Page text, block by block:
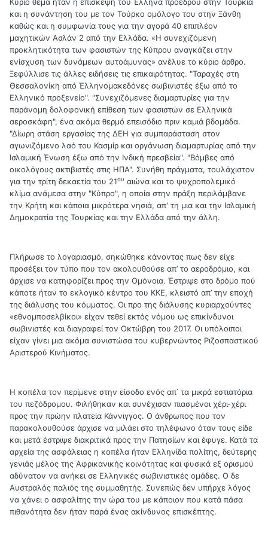
και η συνάντηση του με τον Τούρκο ομόλογο του στην Ξάνθη
καθώς και η συμφωνία τους για την αγορά 40 επιπλέον
μαχητικών Ασλάν 2 από την Ελλάδα. «Η συνεχιζόμενη
προκλητικότητα των φασιστών της Κύπρου αναγκάζει στην
ενίσχυση των δυνάμεων αυτοάμυνας» ανέλυε το κύριο άρθρο.
Ξεφύλλισε τις άλλες ειδήσεις τις επικαιρότητας. "Ταραχές στη
Θεσσαλονίκη από Έλληνομακεδόνες σωβινιστές έξω από το
Ελληνικό προξενείο". "Συνεχιζόμενες διαμαρτυρίες για την
παράνομη δολοφονική επίθεση των φασιστών σε Ελληνικά
αεροσκάφη", ένα ακόμα θερμό επεισόδιο πριν καμιά βδομάδα.
"Δίωρη στάση εργασίας της ΔΕΗ για συμπαράσταση στον
αγωνιζόμενο λαό του Κασμίρ και οργάνωση διαμαρτυρίας από την
Ισλαμική Ένωση έξω από την Ινδική πρεσβεία". "Βόμβες από
οικολόγους ακτιβιστές στις ΗΠΑ". Συνήθη πράγματα, τουλάχιστον
για την τρίτη δεκαετία του 21ου αιώνα και το ψυχροπολεμικό
κλίμα ανάμεσα στην "Κύπρο", η οποία στην πράξη περιλάμβανε
την Κρήτη και κάποια μικρότερα νησιά, απ' τη μια και την Ισλαμική
Δημοκρατία της Τουρκίας και την Ελλάδα από την άλλη.
Πλήρωσε το λογαριασμό, σηκώθηκε κάνοντας πως δεν είχε
προσέξει τον τύπο που τον ακολουθούσε απ’ το αεροδρόμιο, και
άρχισε να κατηφορίζει προς την Ομόνοια. Έστριψε στο δρόμο πού
κάποτε ήταν το εκλογικό κέντρο του ΚΚΕ, κλειστό απ’ την εποχή
της διάλυσης του κόμματος. Οι προ της διάλυσης κυριαρχούντες
«εθνομποσελβίκοι» είχαν τεθεί εκτός νόμου ως επικίνδυνοι
σωβινιστές και διαγραφεί τον Οκτώβρη του 2017. Οι υπόλοιποι
είχαν γίνει μια ακόμα συνιστώσα του κυβερνώντος Ριζοσπαστικού
Αριστερού Κινήματος.
Η κοπέλα τον περίμενε στην είσοδο ενός απ΄ τα μικρά εστιατόρια
του πεζόδρομου. Φιλήθηκαν και συνέχισαν πιασμένοι χέρι-χέρι
προς την πρώην πλατεία Κάννιγγος. Ο άνθρωπος που τον
παρακολουθούσε άρχισε να μιλάει στο τηλέφωνο όταν τους είδε
και μετά έστριψε διακριτικά προς την Πατησίων και έφυγε. Κατά τα
αρχεία της ασφάλειας η κοπέλα ήταν Ελληνίδα πολίτης, δεύτερης
γενιάς μέλος της Αφρικανικής κοινότητας και φυσικά εξ ορισμού
αδύνατον να ανήκει σε Ελληνικές σωβινιστικές ομάδες. Ο δε
Αυστραλός παλιός της συμμαθητής. Συνεπώς δεν υπήρχε λόγος
να χάνει ο ασφαλίτης την ώρα του με κάποιον που κατά πάσα
πιθανότητα δεν ήταν παρά ένας ακίνδυνος επισκέπτης.